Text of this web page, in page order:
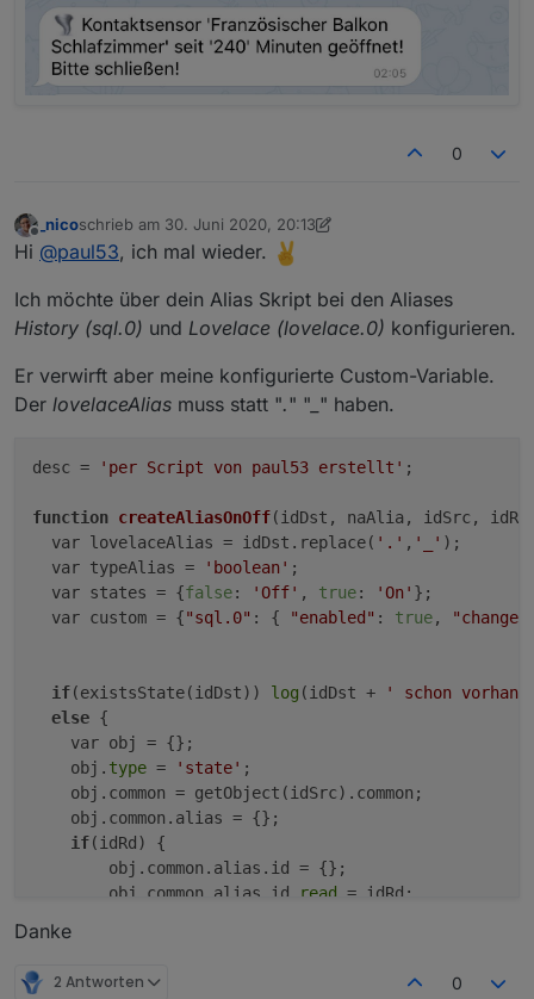
0
Offline
_nicoschrieb am 30. Juni 2020, 20:13
zuletzt editiert von _nico
Hi @paul53, ich mal wieder.
Ich möchte über dein Alias Skript bei den Aliases
History (sql.0) und Lovelace (lovelace.0) konfigurieren.
Er verwirft aber meine konfigurierte Custom-Variable.
Der lovelaceAlias muss statt "." " " haben.
desc = 'per Script von paul53 erstellt' ;
function createAliasOnOff(idDst, naAlia, idSrc,
  var lovelaceAlias = idDst.replace(
'.' , '_' );
  var typeAlias =
'boolean' ;
  var states = {
false: 'Off' , true: 'On' };
  var custom = {
"sql.0" : { "enabled" : true,
if(existsState(idDst)) log (idDst +
' schon
else {
    var obj = {};
    obj.
type = 'state' ;
    obj.common = getObject(idSrc).common;
    obj.common.alias = {};
if(idRd) {
        obj.common.alias.id = {};
        obj.common.alias.id.
read = idRd;
        obj.common.
    }
if(typeAlias) obj.common.
= typeAlias;
Danke
2 Antworten 0